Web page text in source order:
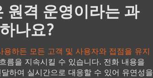
원격 운영이라는 과
나요?
하든 모든 고객 및 사용자와 접점을 유지
름을 지속시킬 수 있습니다. 전화 내용을
하여 실시간으로 대응할 수 있어 유연성을